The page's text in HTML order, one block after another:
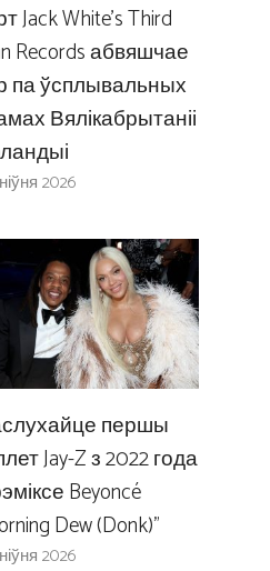
Jack White’s Third
Records абвяшчае
па ўсплывальных
Вялікабрытаніі
2026
першы
Jay-Z з 2022 года
Beyoncé
Dew (Donk)”
2026